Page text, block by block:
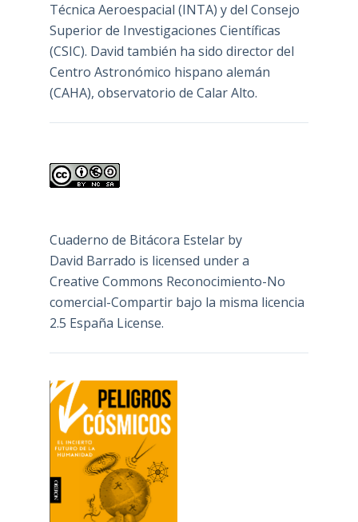
Técnica Aeroespacial (INTA) y del Consejo
Superior de Investigaciones Científicas
(CSIC). David también ha sido director del
Centro Astronómico hispano alemán
(CAHA), observatorio de Calar Alto.
Cuaderno de Bitácora Estelarby
David Barrado is licensed under a
Creative Commons Reconocimiento-No
comercial-Compartir bajo la misma licencia
2.5 España License.